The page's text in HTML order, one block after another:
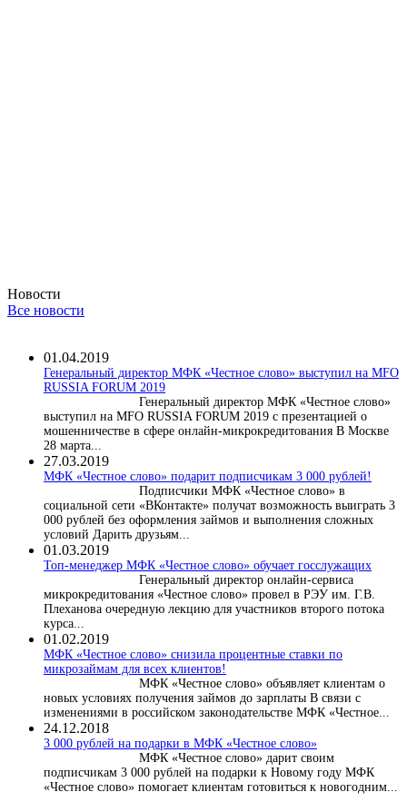
Новости
Все новости
01.04.2019
Генеральный директор МФК «Честное слово» выступил на MFO
RUSSIA FORUM 2019
Генеральный директор МФК «Честное слово»
выступил на MFO RUSSIA FORUM 2019 с презентацией о
мошенничестве в сфере онлайн-микрокредитования В Москве
28 марта...
27.03.2019
МФК «Честное слово» подарит подписчикам 3 000 рублей!
Подписчики МФК «Честное слово» в
социальной сети «ВКонтакте» получат возможность выиграть 3
000 рублей без оформления займов и выполнения сложных
условий Дарить друзьям...
01.03.2019
Топ-менеджер МФК «Честное слово» обучает госслужащих
Генеральный директор онлайн-сервиса
микрокредитования «Честное слово» провел в РЭУ им. Г.В.
Плеханова очередную лекцию для участников второго потока
курса...
01.02.2019
МФК «Честное слово» снизила процентные ставки по
микрозаймам для всех клиентов!
МФК «Честное слово» объявляет клиентам о
новых условиях получения займов до зарплаты В связи с
изменениями в российском законодательстве МФК «Честное...
24.12.2018
3 000 рублей на подарки в МФК «Честное слово»
МФК «Честное слово» дарит своим
подписчикам 3 000 рублей на подарки к Новому году МФК
«Честное слово» помогает клиентам готовиться к новогодним...